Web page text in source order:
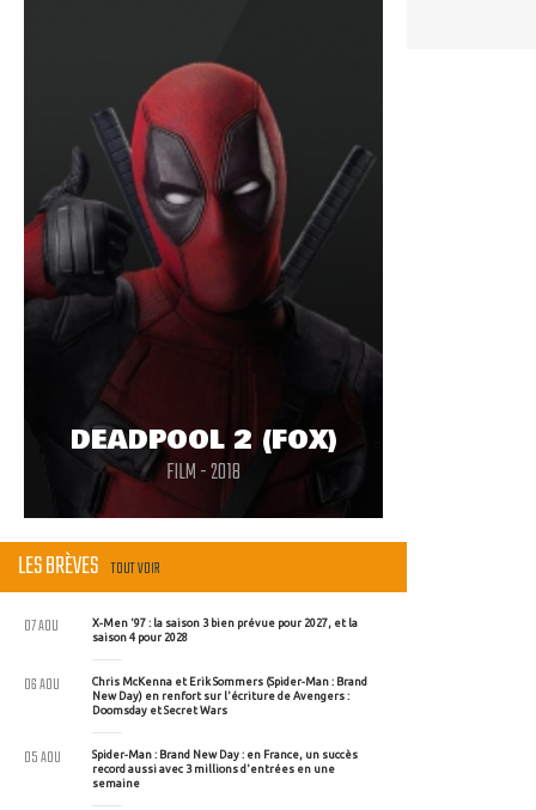
DEADPOOL 2 (FOX)
FILM - 2018
LES BRÈVES TOUT VOIR
X-Men '97 : la saison 3 bien prévue pour 2027, et la
saison 4 pour 2028
07 AOU
Chris McKenna et Erik Sommers (Spider-Man : Brand
New Day) en renfort sur l'écriture de Avengers :
Doomsday et Secret Wars
06 AOU
Spider-Man : Brand New Day : en France, un succès
record aussi avec 3 millions d'entrées en une
semaine
05 AOU